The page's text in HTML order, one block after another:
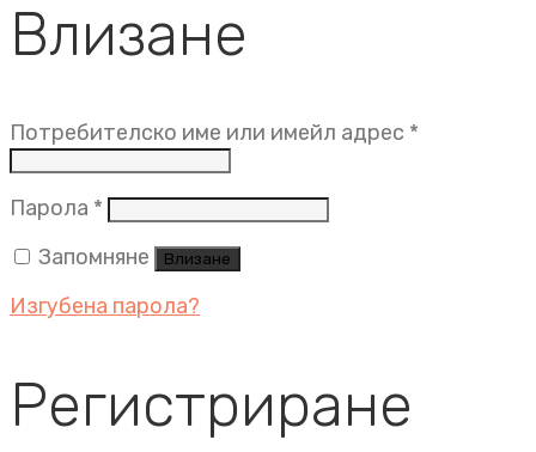
Влизане
Потребителско име или имейл адрес *
Парола * Задължително
Запомняне
Влизане
Изгубена парола?
Регистриране